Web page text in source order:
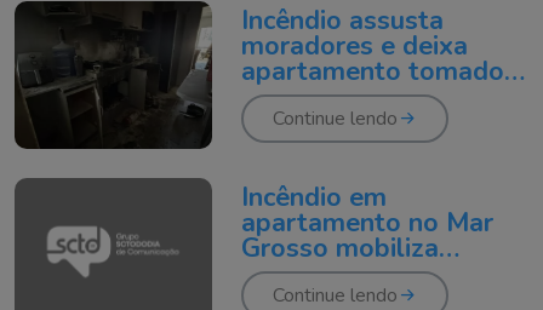
Incêndio assusta
moradores e deixa
apartamento tomado
pela fumaça em
Laguna
Continue lendo
Incêndio em
apartamento no Mar
Grosso mobiliza
bombeiros
Continue lendo